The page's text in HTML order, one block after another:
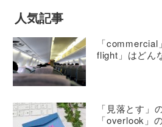
人気記事
「
flight」はどん
「見落とす」
「overlook」